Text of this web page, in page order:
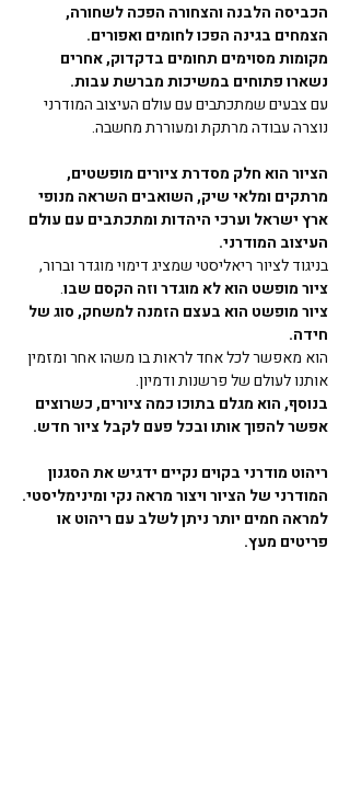
הכביסה הלבנה והצחורה הפכה לשחורה,
הצמחים בגינה הפכו לחומים ואפורים.
מקומות מסוימים תחומים בדקדוק, אחרים
נשארו פתוחים במשיכות מברשת עבות.
עם צבעים שמתכתבים עם עולם העיצוב המודרני
נוצרה עבודה מרתקת ומעוררת מחשבה.
הציור הוא חלק מסדרת ציורים מופשטים,
מרתקים ומלאי שיק, השואבים השראה מנופי
ארץ ישראל וערכי היהדות ומתכתבים עם עולם
העיצוב המודרני.
בניגוד לציור ריאליסטי שמציג דימוי מוגדר וברור,
ציור מופשט הוא לא מוגדר וזה הקסם שבו.
ציור מופשט הוא בעצם הזמנה למשחק, סוג של
חידה.
הוא מאפשר לכל אחד לראות בו משהו אחר ומזמין
אותנו לעולם של פרשנות ודמיון.
בנוסף, הוא מגלם בתוכו כמה ציורים, כשרוצים
אפשר להפוך אותו ובכל פעם לקבל ציור חדש.
ריהוט מודרני בקוים נקיים ידגיש את הסגנון
המודרני של הציור ויצור מראה נקי ומינימליסטי.
למראה חמים יותר ניתן לשלב עם ריהוט או
פריטים מעץ.